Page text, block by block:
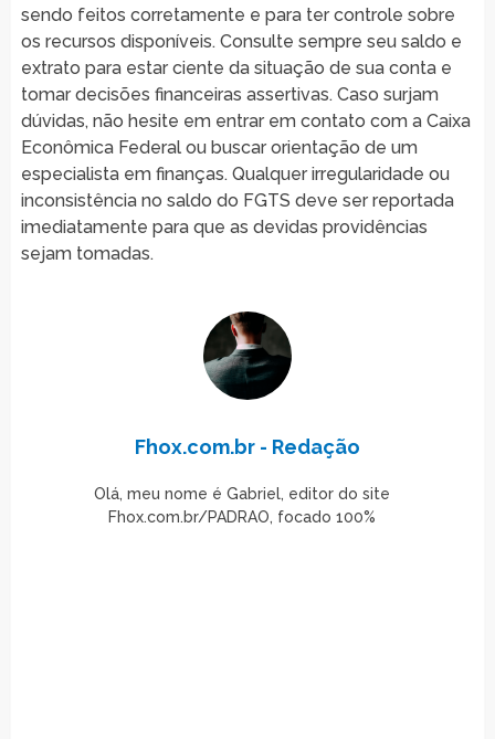
sendo feitos corretamente e para ter controle sobre
os recursos disponíveis. Consulte sempre seu saldo e
extrato para estar ciente da situação de sua conta e
tomar decisões financeiras assertivas. Caso surjam
dúvidas, não hesite em entrar em contato com a Caixa
Econômica Federal ou buscar orientação de um
especialista em finanças. Qualquer irregularidade ou
inconsistência no saldo do FGTS deve ser reportada
imediatamente para que as devidas providências
sejam tomadas.
Fhox.com.br - Redação
Olá, meu nome é Gabriel, editor do site
Fhox.com.br/PADRAO, focado 100%